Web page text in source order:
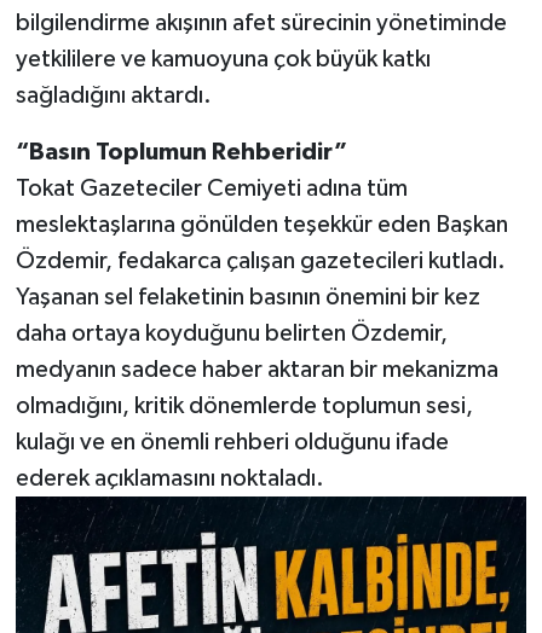
bilgilendirme akışının afet sürecinin yönetiminde
yetkililere ve kamuoyuna çok büyük katkı
sağladığını aktardı.
“Basın Toplumun Rehberidir”
Tokat Gazeteciler Cemiyeti adına tüm
meslektaşlarına gönülden teşekkür eden Başkan
Özdemir, fedakarca çalışan gazetecileri kutladı.
Yaşanan sel felaketinin basının önemini bir kez
daha ortaya koyduğunu belirten Özdemir,
medyanın sadece haber aktaran bir mekanizma
olmadığını, kritik dönemlerde toplumun sesi,
kulağı ve en önemli rehberi olduğunu ifade
ederek açıklamasını noktaladı.